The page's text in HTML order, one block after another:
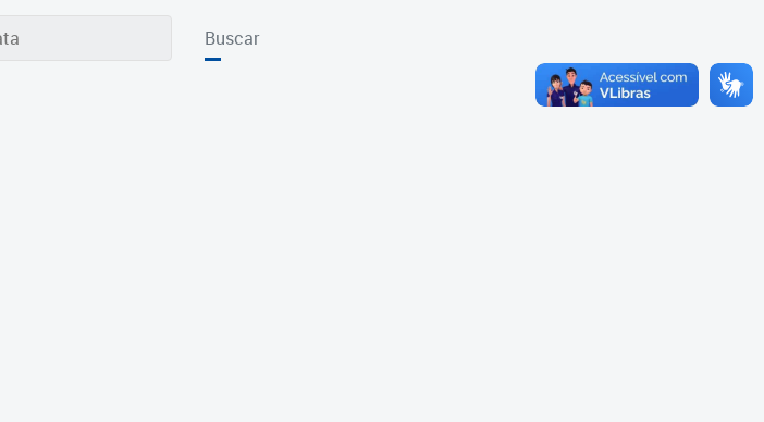
Buscar